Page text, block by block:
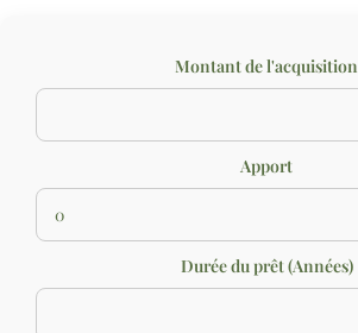
Montant de l'acquisition
Apport
Durée du prêt (Années)